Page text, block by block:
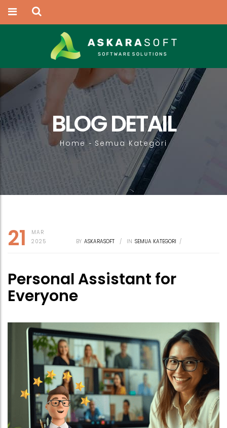
BLOG DETAIL
Home - Semua Kategori
21
MAR
2025
BY ASKARASOFT / IN SEMUA KATEGORI /
Personal Assistant for
Everyone